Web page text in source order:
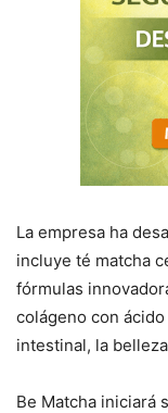
La empresa ha
incluye té matcha
fórmulas
colágeno con
intestinal, la
Be Matcha iniciará